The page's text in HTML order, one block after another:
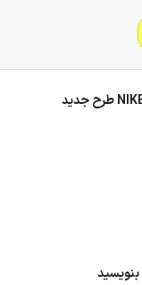
بنویسید